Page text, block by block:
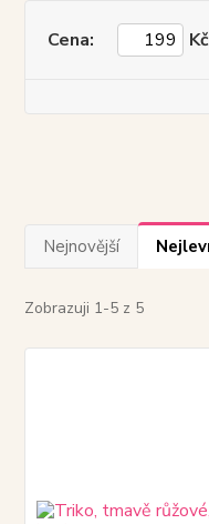
Cena: Kč
Nejnovější
Zobrazuji 1-5 z 5